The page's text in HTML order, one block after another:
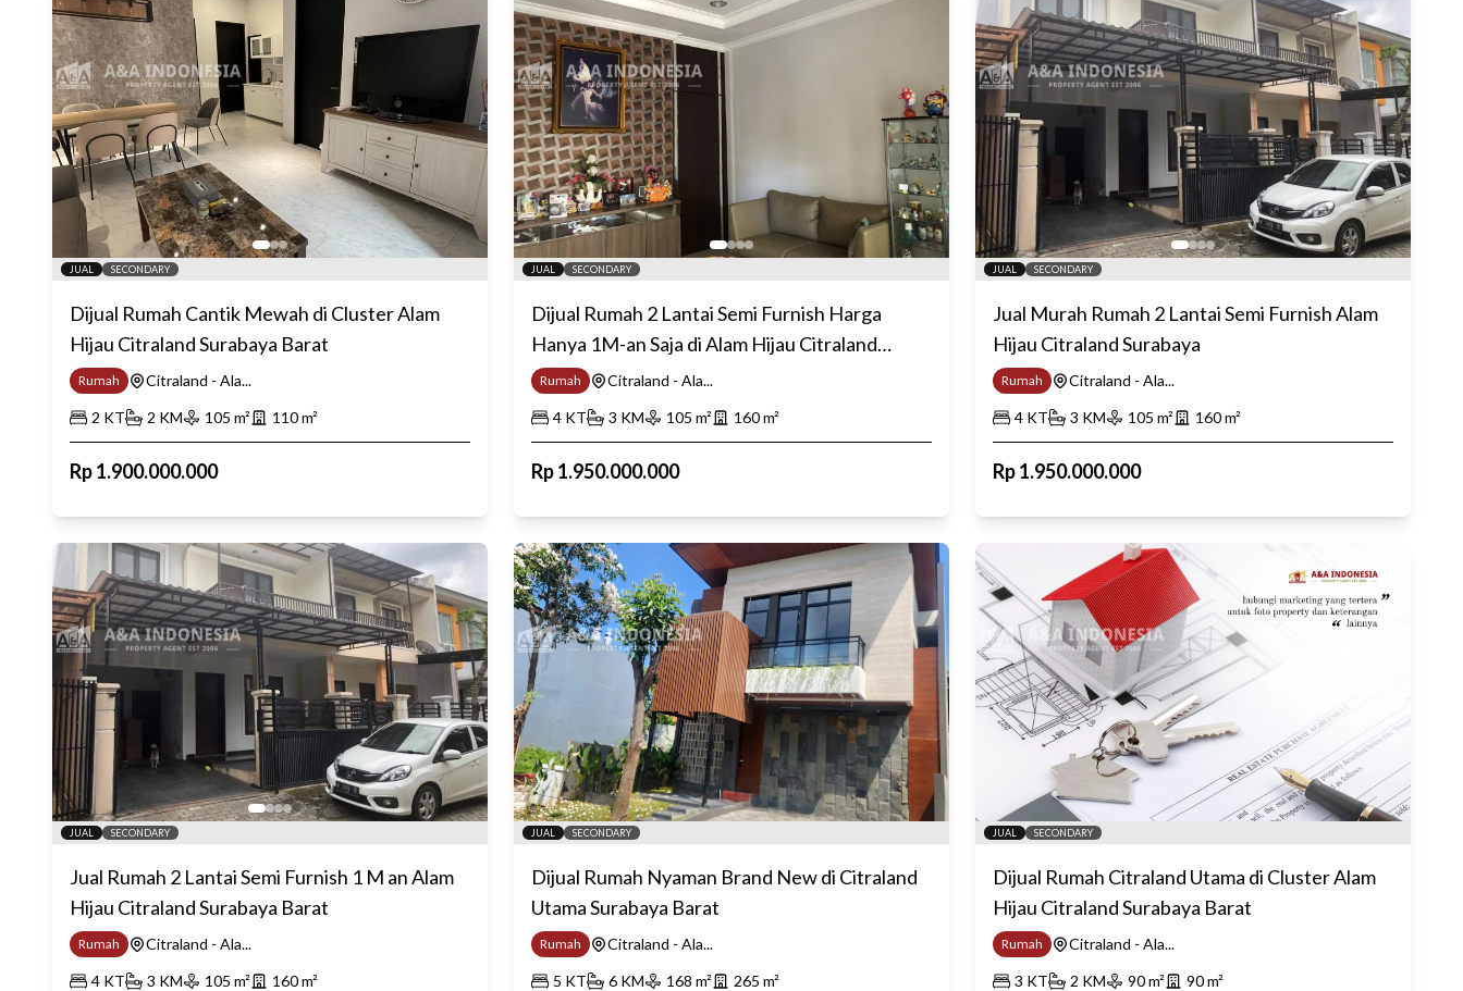
JUAL SECONDARY
Dijual Rumah Cantik Mewah di Cluster Alam
Hijau Citraland Surabaya Barat
Rumah
Citraland - Ala...
2 KT 2 KM 105 m² 110m²
Rp1.900.000.000
JUAL SECONDARY
Dijual Rumah 2 Lantai Semi Furnish Harga
Hanya 1M-an Saja di Alam Hijau Citraland
Surabaya Barat
Rumah
Citraland - Ala...
4 KT 3 KM 105 m² 160m²
Rp1.950.000.000
JUAL SECONDARY
Jual Murah Rumah 2 Lantai Semi Furnish Alam
Hijau Citraland Surabaya
Rumah
Citraland - Ala...
4 KT 3 KM 105 m² 160m²
Rp1.950.000.000
JUAL SECONDARY
Jual Rumah 2 Lantai Semi Furnish 1 M an Alam
Hijau Citraland Surabaya Barat
Rumah
Citraland - Ala...
4 KT 3 KM 105 m² 160m²
JUAL SECONDARY
Dijual Rumah Nyaman Brand New di Citraland
Utama Surabaya Barat
Rumah
Citraland - Ala...
5 KT 6 KM 168 m² 265 m²
JUAL SECONDARY
Dijual Rumah Citraland Utama di Cluster Alam
Hijau Citraland Surabaya Barat
Rumah
Citraland - Ala...
3 KT 2 KM 90m² 90m²